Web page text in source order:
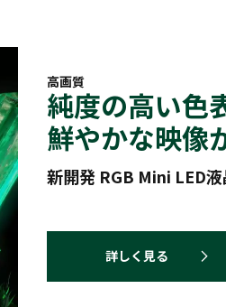
高画質
純度の高い色
鮮やかな映像
新開発 RGB Mini LED
詳しく見る